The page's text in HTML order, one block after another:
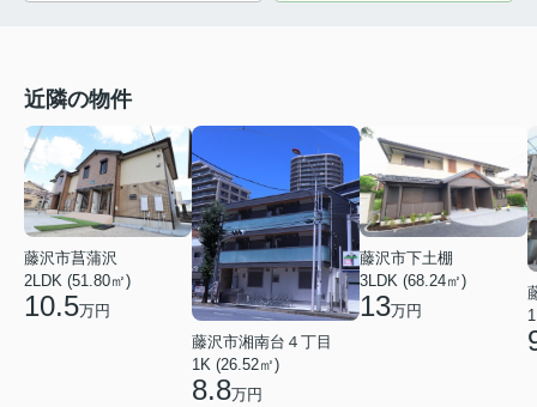
近隣の物件
藤沢市菖蒲沢
2LDK (51.80㎡)
10.5万円
藤沢市湘南台４丁目
1K (26.52㎡)
8.8万円
藤沢市下土棚
3LDK (68.24㎡)
13万円